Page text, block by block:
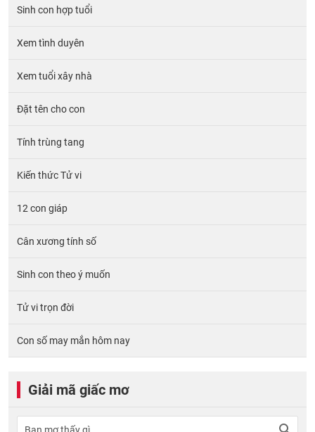
Sinh con hợp tuổi
Xem tình duyên
Xem tuổi xây nhà
Đặt tên cho con
Tính trùng tang
Kiến thức Tử vi
12 con giáp
Cân xương tính số
Sinh con theo ý muốn
Tử vi trọn đời
Con số may mắn hôm nay
Giải mã giấc mơ